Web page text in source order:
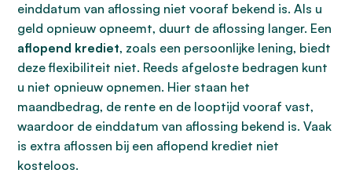
einddatum van aflossing niet vooraf bekend is. Als u
geld opnieuw opneemt, duurt de aflossing langer. Een
aflopend krediet, zoals een persoonlijke lening, biedt
deze flexibiliteit niet. Reeds afgeloste bedragen kunt
u niet opnieuw opnemen. Hier staan het
maandbedrag, de rente en de looptijd vooraf vast,
waardoor de einddatum van aflossing bekend is. Vaak
is extra aflossen bij een aflopend krediet niet
kosteloos.